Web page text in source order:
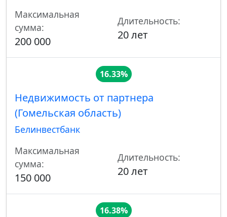
Максимальная
сумма:
200 000
Длительность:
20 лет
16.33%
Недвижимость от партнера
(Гомельская область)
Белинвестбанк
Максимальная
сумма:
150 000
Длительность:
20 лет
16.38%